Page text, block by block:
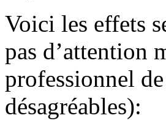
Voici les effets
pas d’attention
professionnel
désagréables):